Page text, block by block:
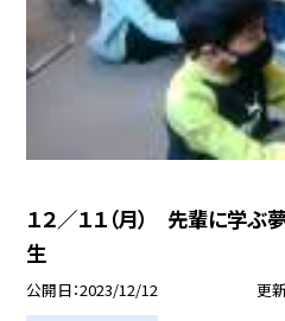
１２／１１（月） 先輩に学ぶ
生
公開日 2023/12/12 更